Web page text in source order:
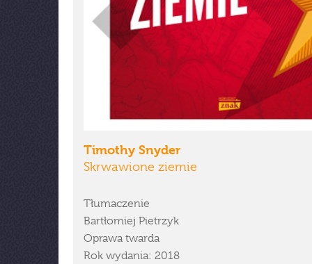
Timothy Snyder
Skrwawione ziemie
Tłumaczenie
Bartłomiej Pietrzyk
Oprawa twarda
Rok wydania: 2018